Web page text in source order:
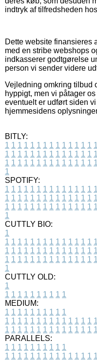
indtryk af tilfredsheden
Dette website finansieres
med en stribe webshops
indkasserer godtgørelse
person vi sender videre
Vejledning omkring tilbud
hyppigt, men vi påtager
eventuelt er udført siden
hjemmesidens
BITLY:
1 1 1 1 1 1 1 1 1 1 1 1 1 1 1
1 1 1 1 1 1 1 1 1 1 1 1 1 1 1
1 1 1 1 1 1 1 1 1 1 1 1 1 1 1
1
SPOTIFY:
1 1 1 1 1 1 1 1 1 1 1 1 1 1 1
1 1 1 1 1 1 1 1 1 1 1 1 1 1 1
1 1 1 1 1 1 1 1 1 1 1 1 1 1 1
1
CUTTLY BIO:
1
1 1 1 1 1 1 1 1 1 1 1 1 1 1 1
1 1 1 1 1 1 1 1 1 1 1 1 1 1 1
1 1 1 1 1 1 1 1 1 1 1 1 1 1 1
1
CUTTLY OLD:
1
1 1 1 1 1 1 1 1 1 1
MEDIUM:
1 1 1 1 1 1 1 1 1 1
1 1 1 1 1 1 1 1 1 1 1 1 1 1 1
1 1 1 1 1 1 1 1 1 1 1 1 1 1 1
PARALLELS:
1 1 1 1 1 1 1 1 1 1
1 1 1 1 1 1 1 1 1 1 1 1 1 1 1